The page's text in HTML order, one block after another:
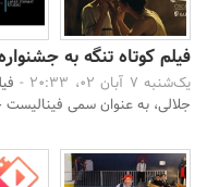
فیلم کوتاه تنگه به
یک‌شنبه 7 آبان 02، 20:33 -
جلالی، به عنوان سمی